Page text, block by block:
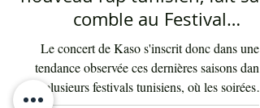
Kaso, symbole de l'essor du
nouveau rap tunisien, fait
comble au Festival
international de Sfax - Par
Le concert de Kaso s'inscrit donc dans une